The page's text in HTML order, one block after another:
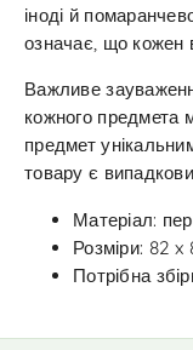
іноді й
означає, що кожен
Важливе
кожного предмета
предмет
товару є
Матеріал:
Розміри: 82
Потрібна